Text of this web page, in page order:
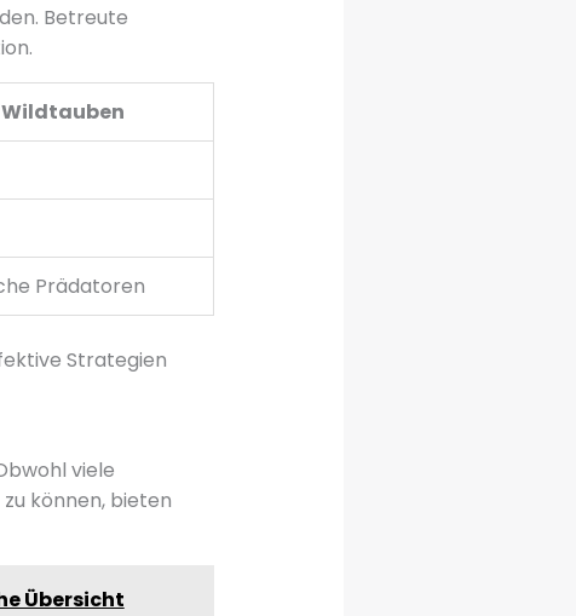
Betreute
Wildtauben
Prädatoren
Strategien
viele
zu können, bieten
Übersicht